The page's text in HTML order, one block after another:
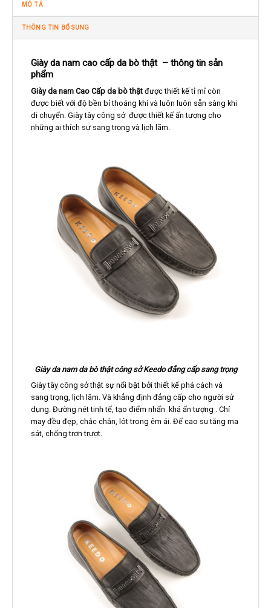
MÔ TẢ
THÔNG TIN BỔ SUNG
Giày da nam cao cấp da bò thật – thông tin sản
phẩm
Giày da nam Cao Cấp da bò thậtđược thiết kế tỉ mỉ còn
được biết với độ bền bỉ thoáng khí và luôn luôn sẵn sàng khi
di chuyển. Giày tây công sở được thiết kế ấn tượng cho
những ai thích sự sang trọng và lịch lãm.
Giày da nam da bò thật công sở Keedo đẳng cấp sang trọng
Giày tây công sở thật sự nổi bật bởi thiết kế phá cách và
sang trọng, lịch lãm. Và khẳng định đẳng cấp cho người sử
dụng. Đường nét tinh tế, tạo điểm nhấn khá ấn tượng . Chỉ
may đều đẹp, chắc chắn, lót trong êm ái. Đế cao su tăng ma
sát, chống trơn trượt.